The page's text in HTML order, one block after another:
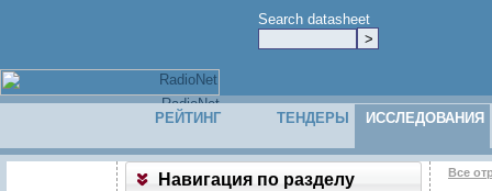
Search datasheet
РЕЙТИНГ ТЕНДЕРЫ ИССЛЕДОВАНИЯ
Навигация по разделу Все